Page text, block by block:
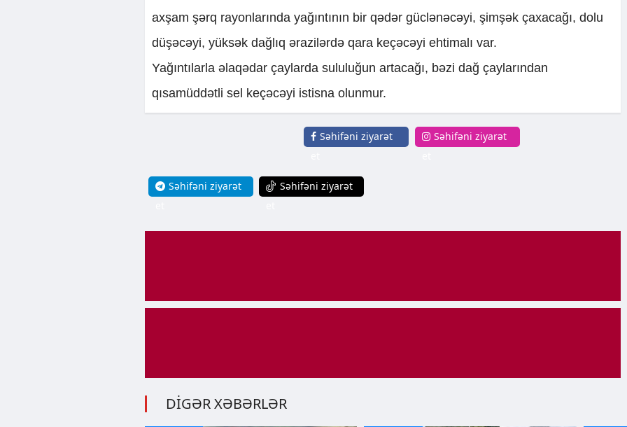
axşam şərq rayonlarında yağıntının bir qədər güclənəcəyi, şimşək çaxacağı, dolu
düşəcəyi, yüksək dağlıq ərazilərdə qara keçəcəyi ehtimalı var.
Yağıntılarla əlaqədar çaylarda sululuğun artacağı, bəzi dağ çaylarından
qısamüddətli sel keçəcəyi istisna olunmur.
Səhifəni ziyarət
Səhifəni ziyarət
Səhifəni ziyarət
Səhifəni ziyarət
DİGƏR XƏBƏRLƏR